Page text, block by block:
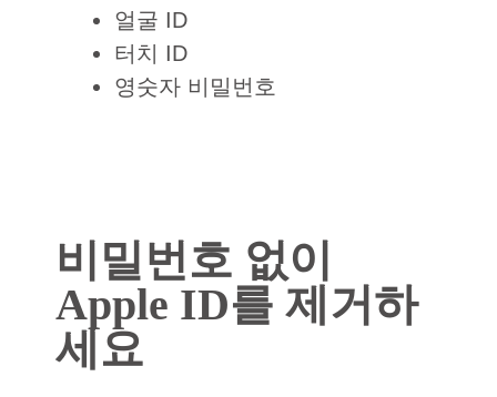
얼굴 ID
터치 ID
영숫자 비밀번호
비밀번호 없이
Apple ID를 제거하
세요